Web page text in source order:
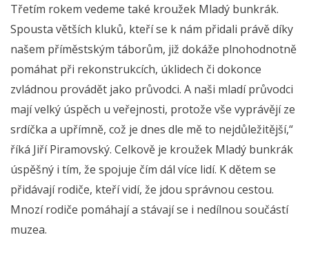
Třetím rokem vedeme také kroužek Mladý bunkrák.
Spousta větších kluků, kteří se k nám přidali právě díky
našem příměstským táborům, již dokáže plnohodnotně
pomáhat při rekonstrukcích, úklidech či dokonce
zvládnou provádět jako průvodci. A naši mladí průvodci
mají velký úspěch u veřejnosti, protože vše vyprávějí ze
srdíčka a upřímně, což je dnes dle mě to nejdůležitější,“
říká Jiří Piramovský. Celkově je kroužek Mladý bunkrák
úspěšný i tím, že spojuje čím dál více lidí. K dětem se
přidávají rodiče, kteří vidí, že jdou správnou cestou.
Mnozí rodiče pomáhají a stávají se i nedílnou součástí
muzea.